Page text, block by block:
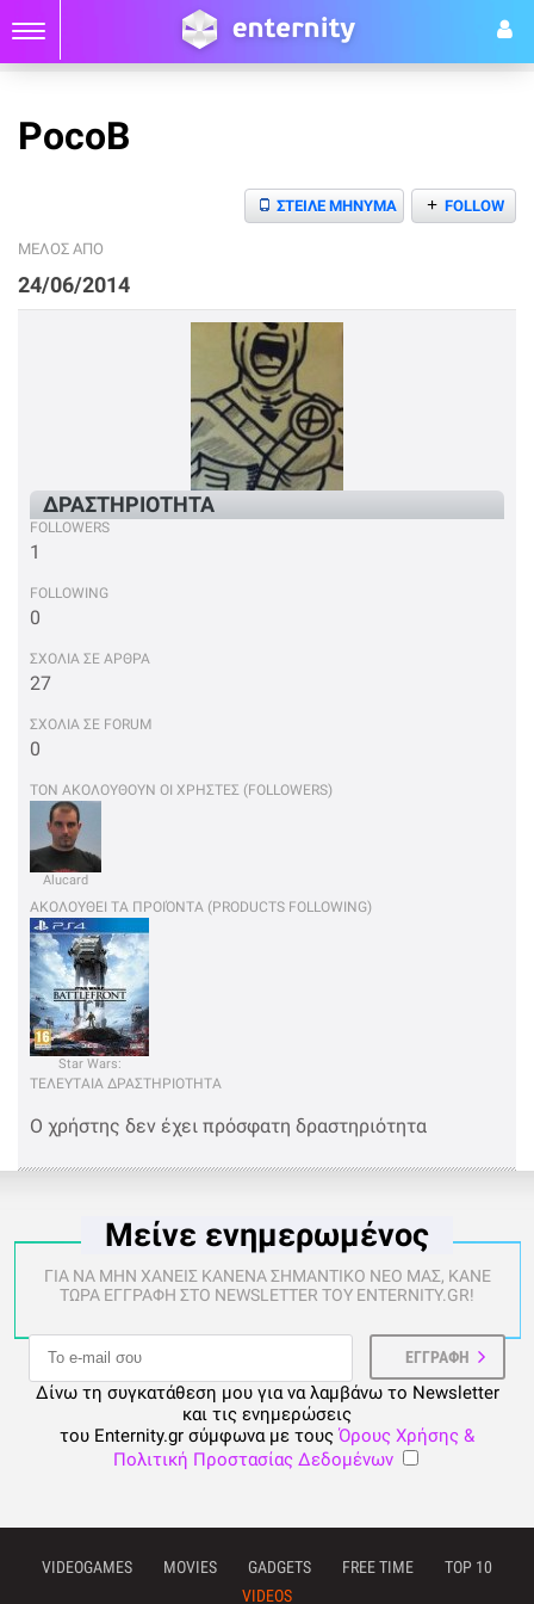
PocoB
+ FOLLOW
ΣΤΕΙΛΕ ΜΗΝΥΜΑ
ΜΕΛΟΣ ΑΠΟ
24/06/2014
ΔΡΑΣΤΗΡΙΟΤΗΤΑ
FOLLOWERS
1
FOLLOWING
0
ΣΧΟΛΙΑ ΣΕ ΑΡΘΡΑ
27
ΣΧΟΛΙΑ ΣΕ FORUM
0
ΤΟΝ ΑΚΟΛΟΥΘΟΥΝ ΟΙ ΧΡΗΣΤΕΣ (FOLLOWERS)
Alucard
ΑΚΟΛΟΥΘΕΙ ΤΑ ΠΡΟΙΌΝΤΑ (PRODUCTS FOLLOWING)
Star Wars:
Battlefront
ΤΕΛΕΥΤΑΙΑ ΔΡΑΣΤΗΡΙΟΤΗΤΑ
Ο χρήστης δεν έχει πρόσφατη δραστηριότητα
Μείνε ενημερωμένος
ΓΙΑ ΝΑ ΜΗΝ ΧΑΝΕΙΣ ΚΑΝΕΝΑ ΣΗΜΑΝΤΙΚΟ ΝΕΟ ΜΑΣ, ΚΑΝΕ
ΤΩΡΑ ΕΓΓΡΑΦΗ ΣΤΟ NEWSLETTER ΤΟΥ ENTERNITY.GR!
Δίνω τη συγκατάθεση μου για να λαμβάνω το Newsletter
και τις ενημερώσεις
του Enternity.gr σύμφωνα με τους Όρους Χρήσης &
Πολιτική Προστασίας Δεδομένων
VIDEOGAMES MOVIES GADGETS FREE TIME
TOP 10
VIDEOS